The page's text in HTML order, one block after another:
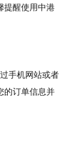
提醒使用中港
手机网站或者
的订单信息并